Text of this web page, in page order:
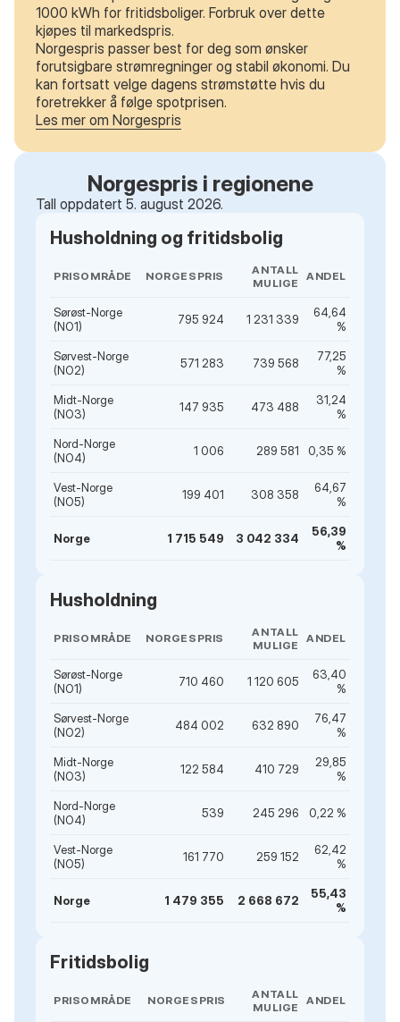
1000 kWh for fritidsboliger. Forbruk over dette
kjøpes til markedspris.
Norgespris passer best for deg som ønsker
forutsigbare strømregninger og stabil økonomi. Du
kan fortsatt velge dagens strømstøtte hvis du
foretrekker å følge spotprisen.
Les mer om Norgespris
Norgespris i regionene
Tall oppdatert 5. august 2026.
Husholdning og fritidsbolig
PRISOMRÅDE NORGESPRIS
ANTALL
MULIGE
ANDEL
Sørøst-Norge
(NO1)
795 924 1 231 339
64,64
%
Sørvest-Norge
(NO2)
571 283 739 568
77,25
%
Midt-Norge
(NO3)
147 935 473 488
31,24
%
Nord-Norge
(NO4)
1 006 289 581 0,35 %
Vest-Norge
(NO5)
199 401 308 358
64,67
%
Norge 1 715 549 3 042 334
56,39
%
Husholdning
PRISOMRÅDE NORGESPRIS
ANTALL
MULIGE
ANDEL
Sørøst-Norge
(NO1)
710 460 1 120 605
63,40
%
Sørvest-Norge
(NO2)
484 002 632 890
76,47
%
Midt-Norge
(NO3)
122 584 410 729
29,85
%
Nord-Norge
(NO4)
539 245 296 0,22 %
Vest-Norge
(NO5)
161 770 259 152
62,42
%
Norge 1 479 355 2 668 672
55,43
%
Fritidsbolig
PRISOMRÅDE NORGESPRIS
ANTALL
MULIGE
ANDEL